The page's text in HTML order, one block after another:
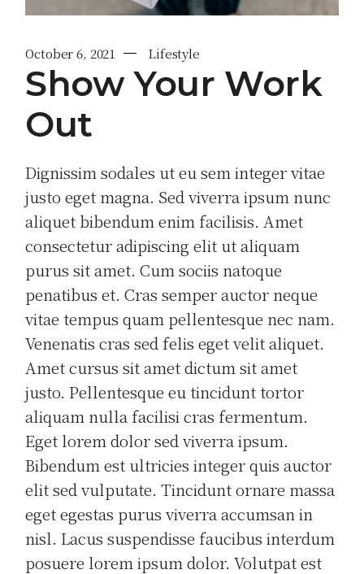
October 6, 2021 Lifestyle
Show Your Work
Out
Dignissim sodales ut eu sem integer vitae
justo eget magna. Sed viverra ipsum nunc
aliquet bibendum enim facilisis. Amet
consectetur adipiscing elit ut aliquam
purus sit amet. Cum sociis natoque
penatibus et. Cras semper auctor neque
vitae tempus quam pellentesque nec nam.
Venenatis cras sed felis eget velit aliquet.
Amet cursus sit amet dictum sit amet
justo. Pellentesque eu tincidunt tortor
aliquam nulla facilisi cras fermentum.
Eget lorem dolor sed viverra ipsum.
Bibendum est ultricies integer quis auctor
elit sed vulputate. Tincidunt ornare massa
eget egestas purus viverra accumsan in
nisl. Lacus suspendisse faucibus interdum
posuere lorem ipsum dolor. Volutpat est